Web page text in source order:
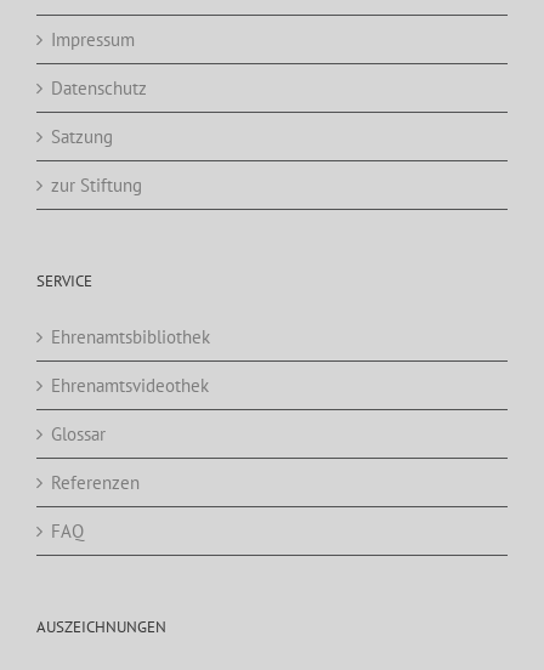
Impressum
Datenschutz
Satzung
zur Stiftung
SERVICE
Ehrenamtsbibliothek
Ehrenamtsvideothek
Glossar
Referenzen
FAQ
AUSZEICHNUNGEN